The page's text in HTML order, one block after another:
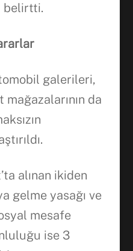
belirtti.
galerileri,
da
alınan ikiden
gelme yasağı ve
mesafe
ise 3